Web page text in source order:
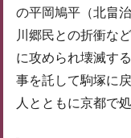
の平岡鳩平（北畠
川郷民との折衝な
に攻められ壊滅す
事を託して駒塚に
人とともに京都で